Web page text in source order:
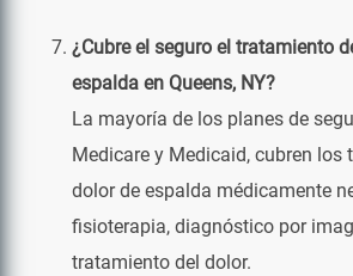
¿Cubre el seguro el tratamiento
espalda en Queens, NY?
La mayoría de los planes de
Medicare y Medicaid, cubren los
dolor de espalda médicamente
fisioterapia, diagnóstico por
tratamiento del dolor.